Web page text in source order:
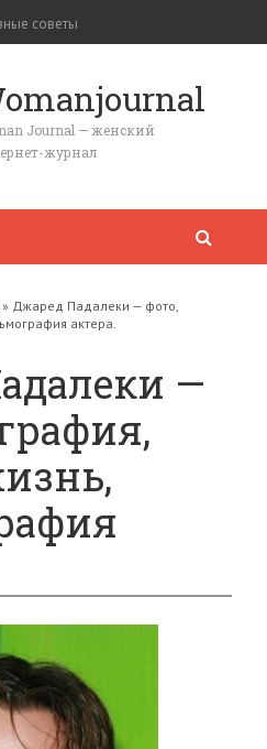
советы
Journal — женский
журнал
» Джаред Падалеки — фото,
актера.
—